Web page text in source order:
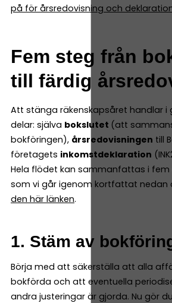
på för årsredovisning och
Fem steg från
till färdig
Att stänga räkenskapsåret handlar i
delar: själva bokslutet (att
bokföringen), årsredovisningen till
företagets inkomstdeklaration
Hela flödet kan sammanfattas i fem
som vi går igenom kortfattat nedan
den här länken.
1. Stäm av
Börja med att säkerställa att alla
bokförda och att eventuella
andra justeringar är gjorda. Nu gör